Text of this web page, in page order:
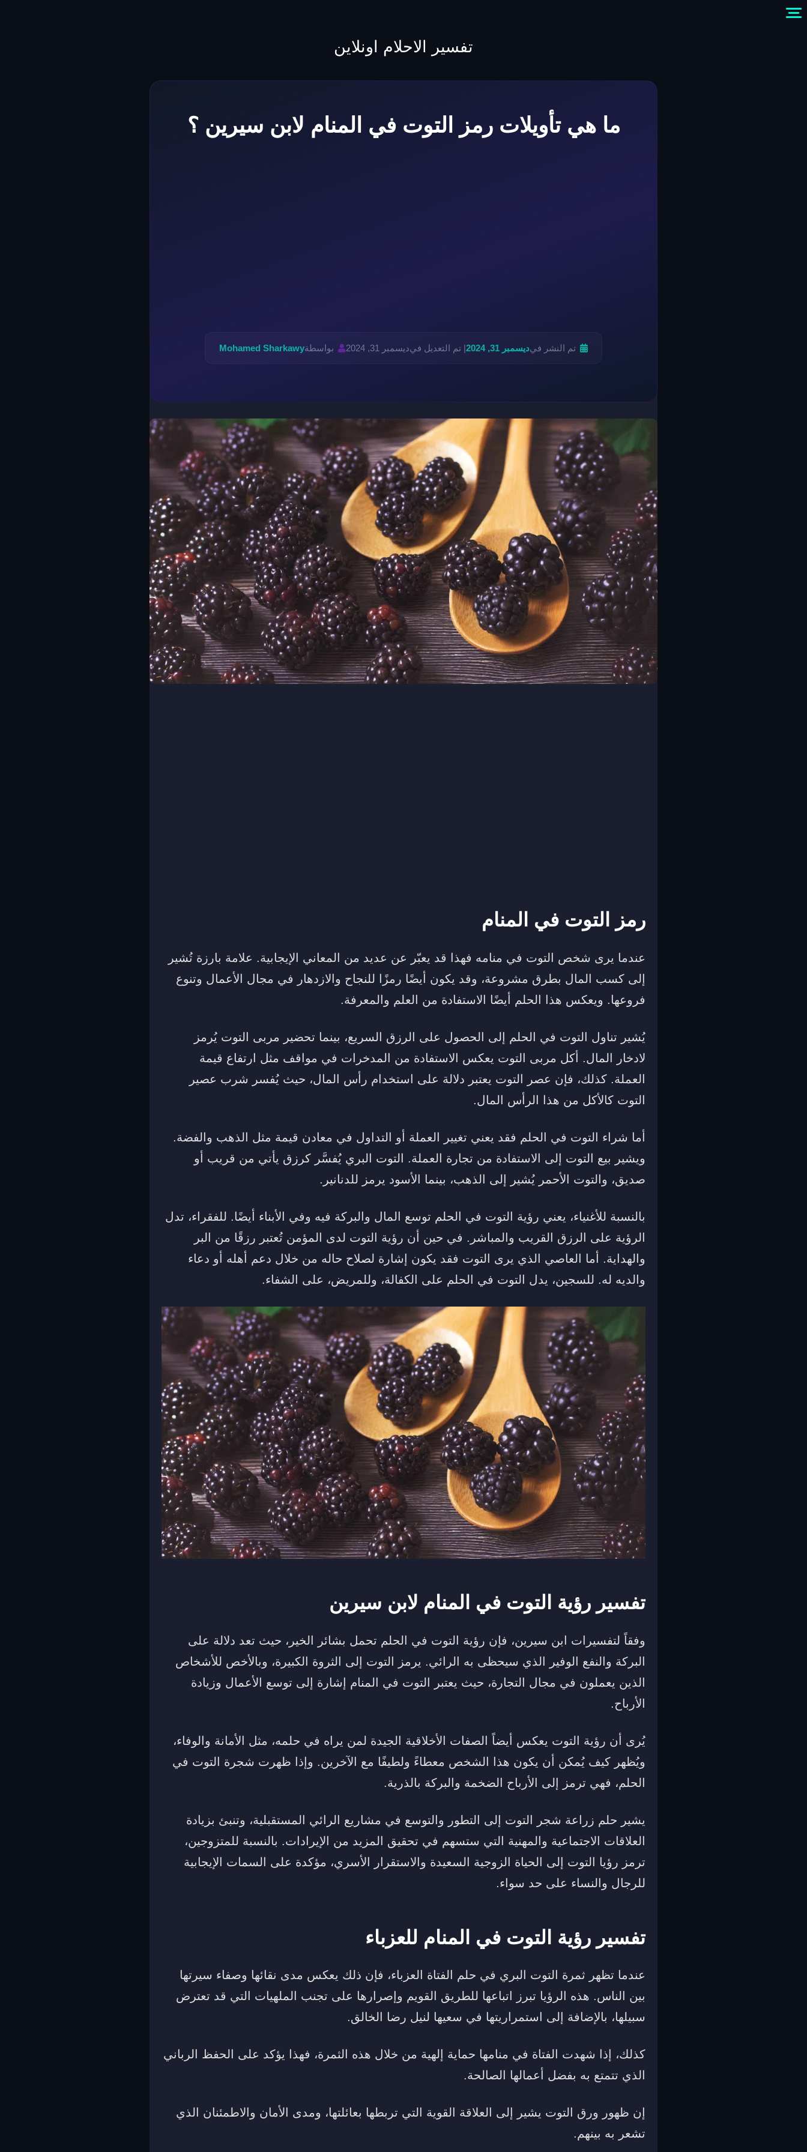
تفسير الاحلام اونلاين
ما هي تأويلات رمز التوت في المنام لابن سيرين ؟
تم النشر فيديسمبر 31, 2024 | تم التعديل فيديسمبر 31, 2024 بواسطةMohamed Sharkawy
رمز التوت في المنام
عندما يرى شخص التوت في منامه فهذا قد يعبّر عن عديد من المعاني الإيجابية. علامة بارزة تُشير
إلى كسب المال بطرق مشروعة، وقد يكون أيضًا رمزًا للنجاح والازدهار في مجال الأعمال وتنوع
فروعها. ويعكس هذا الحلم أيضًا الاستفادة من العلم والمعرفة.
يُشير تناول التوت في الحلم إلى الحصول على الرزق السريع، بينما تحضير مربى التوت يُرمز
لادخار المال. أكل مربى التوت يعكس الاستفادة من المدخرات في مواقف مثل ارتفاع قيمة
العملة. كذلك، فإن عصر التوت يعتبر دلالة على استخدام رأس المال، حيث يُفسر شرب عصير
التوت كالأكل من هذا الرأس المال.
أما شراء التوت في الحلم فقد يعني تغيير العملة أو التداول في معادن قيمة مثل الذهب والفضة.
ويشير بيع التوت إلى الاستفادة من تجارة العملة. التوت البري يُفسَّر كرزق يأتي من قريب أو
صديق، والتوت الأحمر يُشير إلى الذهب، بينما الأسود يرمز للدنانير.
بالنسبة للأغنياء، يعني رؤية التوت في الحلم توسع المال والبركة فيه وفي الأبناء أيضًا. للفقراء، تدل
الرؤية على الرزق القريب والمباشر. في حين أن رؤية التوت لدى المؤمن تُعتبر رزقًا من البر
والهداية. أما العاصي الذي يرى التوت فقد يكون إشارة لصلاح حاله من خلال دعم أهله أو دعاء
والديه له. للسجين، يدل التوت في الحلم على الكفالة، وللمريض، على الشفاء.
تفسير رؤية التوت في المنام لابن سيرين
وفقاً لتفسيرات ابن سيرين، فإن رؤية التوت في الحلم تحمل بشائر الخير، حيث تعد دلالة على
البركة والنفع الوفير الذي سيحظى به الرائي. يرمز التوت إلى الثروة الكبيرة، وبالأخص للأشخاص
الذين يعملون في مجال التجارة، حيث يعتبر التوت في المنام إشارة إلى توسع الأعمال وزيادة
الأرباح.
يُرى أن رؤية التوت يعكس أيضاً الصفات الأخلاقية الجيدة لمن يراه في حلمه، مثل الأمانة والوفاء،
ويُظهر كيف يُمكن أن يكون هذا الشخص معطاءً ولطيفًا مع الآخرين. وإذا ظهرت شجرة التوت في
الحلم، فهي ترمز إلى الأرباح الضخمة والبركة بالذرية.
يشير حلم زراعة شجر التوت إلى التطور والتوسع في مشاريع الرائي المستقبلية، وتنبئ بزيادة
العلاقات الاجتماعية والمهنية التي ستسهم في تحقيق المزيد من الإيرادات. بالنسبة للمتزوجين،
ترمز رؤيا التوت إلى الحياة الزوجية السعيدة والاستقرار الأسري، مؤكدة على السمات الإيجابية
للرجال والنساء على حد سواء.
تفسير رؤية التوت في المنام للعزباء
عندما تظهر ثمرة التوت البري في حلم الفتاة العزباء، فإن ذلك يعكس مدى نقائها وصفاء سيرتها
بين الناس. هذه الرؤيا تبرز اتباعها للطريق القويم وإصرارها على تجنب الملهيات التي قد تعترض
سبيلها، بالإضافة إلى استمراريتها في سعيها لنيل رضا الخالق.
كذلك، إذا شهدت الفتاة في منامها حماية إلهية من خلال هذه الثمرة، فهذا يؤكد على الحفظ الرباني
الذي تتمتع به بفضل أعمالها الصالحة.
إن ظهور ورق التوت يشير إلى العلاقة القوية التي تربطها بعائلتها، ومدى الأمان والاطمئنان الذي
تشعر به بينهم.